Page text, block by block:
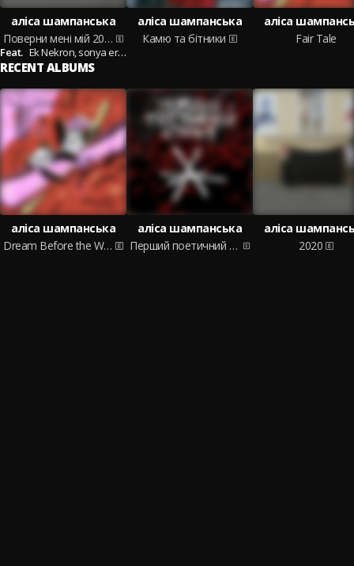
аліса шампанська
Поверни мені мій 2020-й
Feat. Ek Nekron,sonya ericson
аліса шампанська
Камю та бітники
аліса
Fair Tale
RECENT ALBUMS
аліса шампанська
Dream Before the War
аліса шампанська
Перший поетичний фронт
аліса
2020